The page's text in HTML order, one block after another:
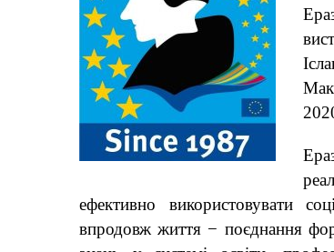
ефективно використовувати
впродовж життя − поєднання